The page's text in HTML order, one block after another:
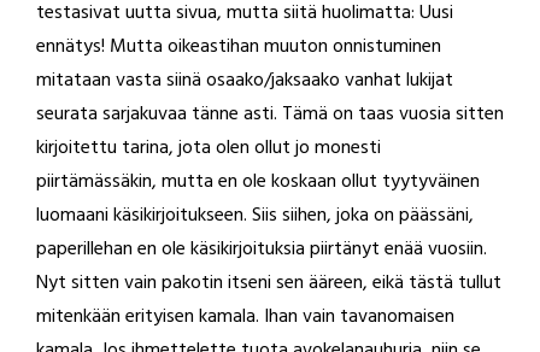
testasivat uutta sivua, mutta siitä huolimatta: Uusi
ennätys! Mutta oikeastihan muuton onnistuminen
mitataan vasta siinä osaako/jaksaako vanhat lukijat
seurata sarjakuvaa tänne asti. Tämä on taas vuosia sitten
kirjoitettu tarina, jota olen ollut jo monesti
piirtämässäkin, mutta en ole koskaan ollut tyytyväinen
luomaani käsikirjoitukseen. Siis siihen, joka on päässäni,
paperillehan en ole käsikirjoituksia piirtänyt enää vuosiin.
Nyt sitten vain pakotin itseni sen ääreen, eikä tästä tullut
mitenkään erityisen kamala. Ihan vain tavanomaisen